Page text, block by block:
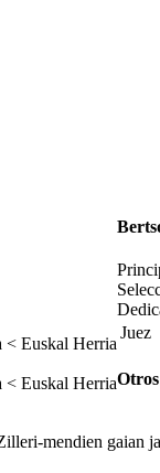
< Euskal Herria
< Euskal Herria
Juez
mendien gaian